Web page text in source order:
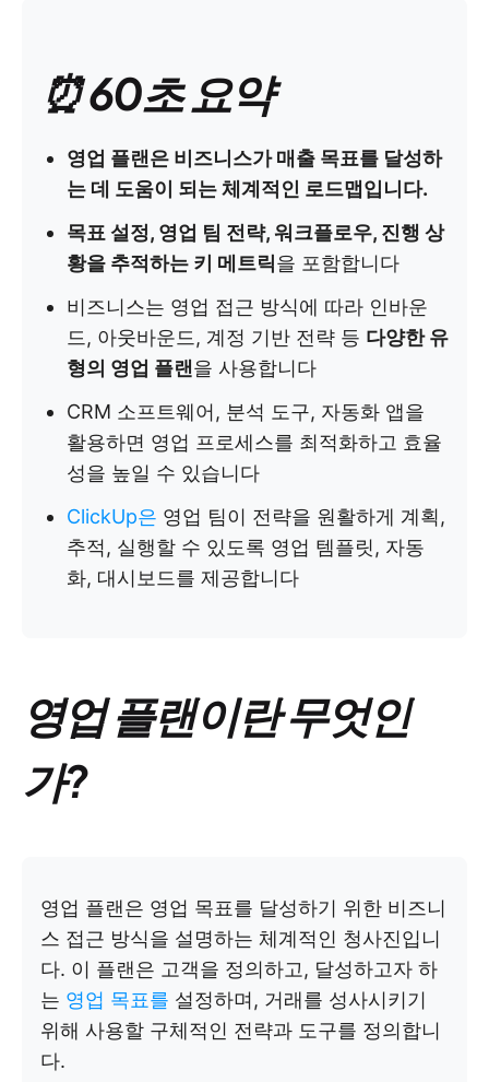
⏰ 60초 요약
영업 플랜은 비즈니스가 매출 목표를 달성하
는 데 도움이 되는 체계적인 로드맵입니다.
목표 설정, 영업 팀 전략, 워크플로우, 진행 상
황을 추적하는 키 메트릭을 포함합니다
비즈니스는 영업 접근 방식에 따라 인바운
드, 아웃바운드, 계정 기반 전략 등 다양한 유
형의 영업 플랜 을 사용합니다
CRM 소프트웨어, 분석 도구, 자동화 앱을
활용하면 영업 프로세스를 최적화하고 효율
성을 높일 수 있습니다
ClickUp은 영업 팀이 전략을 원활하게 계획,
추적, 실행할 수 있도록 영업 템플릿, 자동
화, 대시보드를 제공합니다
영업 플랜이란 무엇인
가?
영업 플랜은 영업 목표를 달성하기 위한 비즈니
스 접근 방식을 설명하는 체계적인 청사진입니
다. 이 플랜은 고객을 정의하고, 달성하고자 하
는 영업 목표를 설정하며, 거래를 성사시키기
위해 사용할 구체적인 전략과 도구를 정의합니
다.